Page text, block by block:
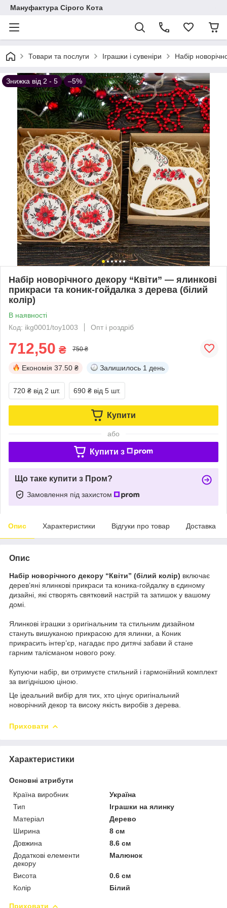
Мануфактура Сірого Кота
Товари та послуги Іграшки і сувеніри Набір
Знижка від 2 - 5 –5%
Набір новорічного декору “Квіти” — ялинкові
прикраси та коник-гойдалка з дерева (білий
колір)
В наявності
Код: ikg0001/toy1003
Опт і роздріб
712,50 ₴ 750 ₴
Економія 37.50 ₴ Залишилось 1 день
720 ₴ від 2 шт. 690 ₴ від 5 шт.
Купити
або
Купити з
Що таке купити з Пром?
Замовлення під захистом
Опис Характеристики Відгуки про товар Доставка
Опис
Набір новорічного декору “Квіти” (білий колір) включає
дерев’яні ялинкові прикраси та коника-гойдалку в єдиному
дизайні, які створять святковий настрій та затишок у вашому
домі.
Ялинкові іграшки з оригінальним та стильним дизайном
стануть вишуканою прикрасою для ялинки, а Коник
прикрасить інтер’єр, нагадає про дитячі забави й стане
гарним талісманом нового року.
Купуючи набір, ви отримуєте стильний і гармонійний комплект
за вигіднішою ціною.
Це ідеальний вибір для тих, хто цінує оригінальний
новорічний декор та високу якість виробів з дерева.
Приховати
Характеристики
Основні атрибути
Країна виробник
Україна
Тип
Іграшки на ялинку
Матеріал
Дерево
Ширина
8 см
Довжина
8.6 см
Додаткові елементи
декору
Малюнок
Висота
0.6 см
Колір
Білий
Приховати